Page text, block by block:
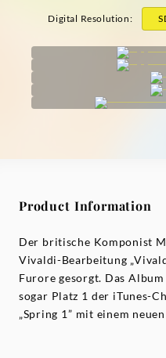
Digital Resolution:
Product Information
Der britische Komponist
Vivaldi-Bearbeitung
Furore gesorgt. Das
sogar Platz 1 der iTunes-
„Spring 1” mit einem